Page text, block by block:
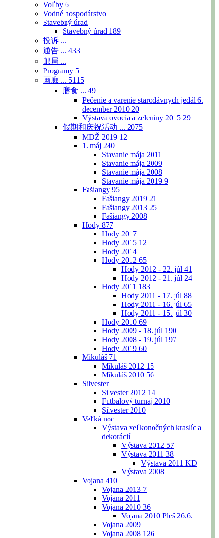
Voľby 6
Vodné hospodárstvo
Stavebný úrad
Stavebný úrad 189
投诉 ...
通告 ... 433
邮局 ...
Programy 5
画廊 ... 5115
膳食 ... 49
Pečenie a varenie starodávnych jedál 6.
december 2010 20
Výstava ovocia a zeleniny 2015 29
假期和庆祝活动 ... 2075
MDŽ 2019 12
1. máj 240
Stavanie mája 2011
Stavanie mája 2009
Stavanie mája 2008
Stavanie mája 2019 9
Fašiangy 95
Fašiangy 2019 21
Fašiangy 2013 25
Fašiangy 2008
Hody 877
Hody 2017
Hody 2015 12
Hody 2014
Hody 2012 65
Hody 2012 - 22. júl 41
Hody 2012 - 21. júl 24
Hody 2011 183
Hody 2011 - 17. júl 88
Hody 2011 - 16. júl 65
Hody 2011 - 15. júl 30
Hody 2010 69
Hody 2009 - 18. júl 190
Hody 2008 - 19. júl 197
Hody 2019 60
Mikuláš 71
Mikuláš 2012 15
Mikuláš 2010 56
Silvester
Silvester 2012 14
Futbalový turnaj 2010
Silvester 2010
Veľká noc
Výstava veľkonočných kraslíc a
dekorácií
Výstava 2012 57
Výstava 2011 38
Výstava 2011 KD
Výstava 2008
Vojana 410
Vojana 2013 7
Vojana 2011
Vojana 2010 36
Vojana 2010 Pleš 26.6.
Vojana 2009
Vojana 2008 126